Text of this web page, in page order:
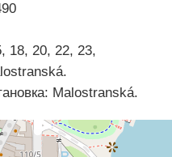
20, 22, 23,
Malostranská.